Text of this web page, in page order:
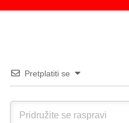
Pretplatiti se